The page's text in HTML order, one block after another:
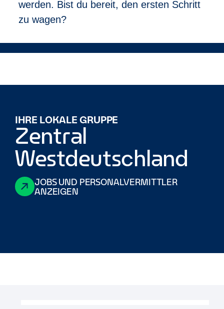
Mitarbeitenden, sie selbst zu sein. Inklusion hat bei
Enterprise über alle Geschäftsbereiche hinweg
werden. Bist du bereit, den ersten Schritt
zu wagen?
IHRE LOKALE GRUPPE
Zentral
Westdeutschland
JOBS UND PERSONALVERMITTLER
ANZEIGEN